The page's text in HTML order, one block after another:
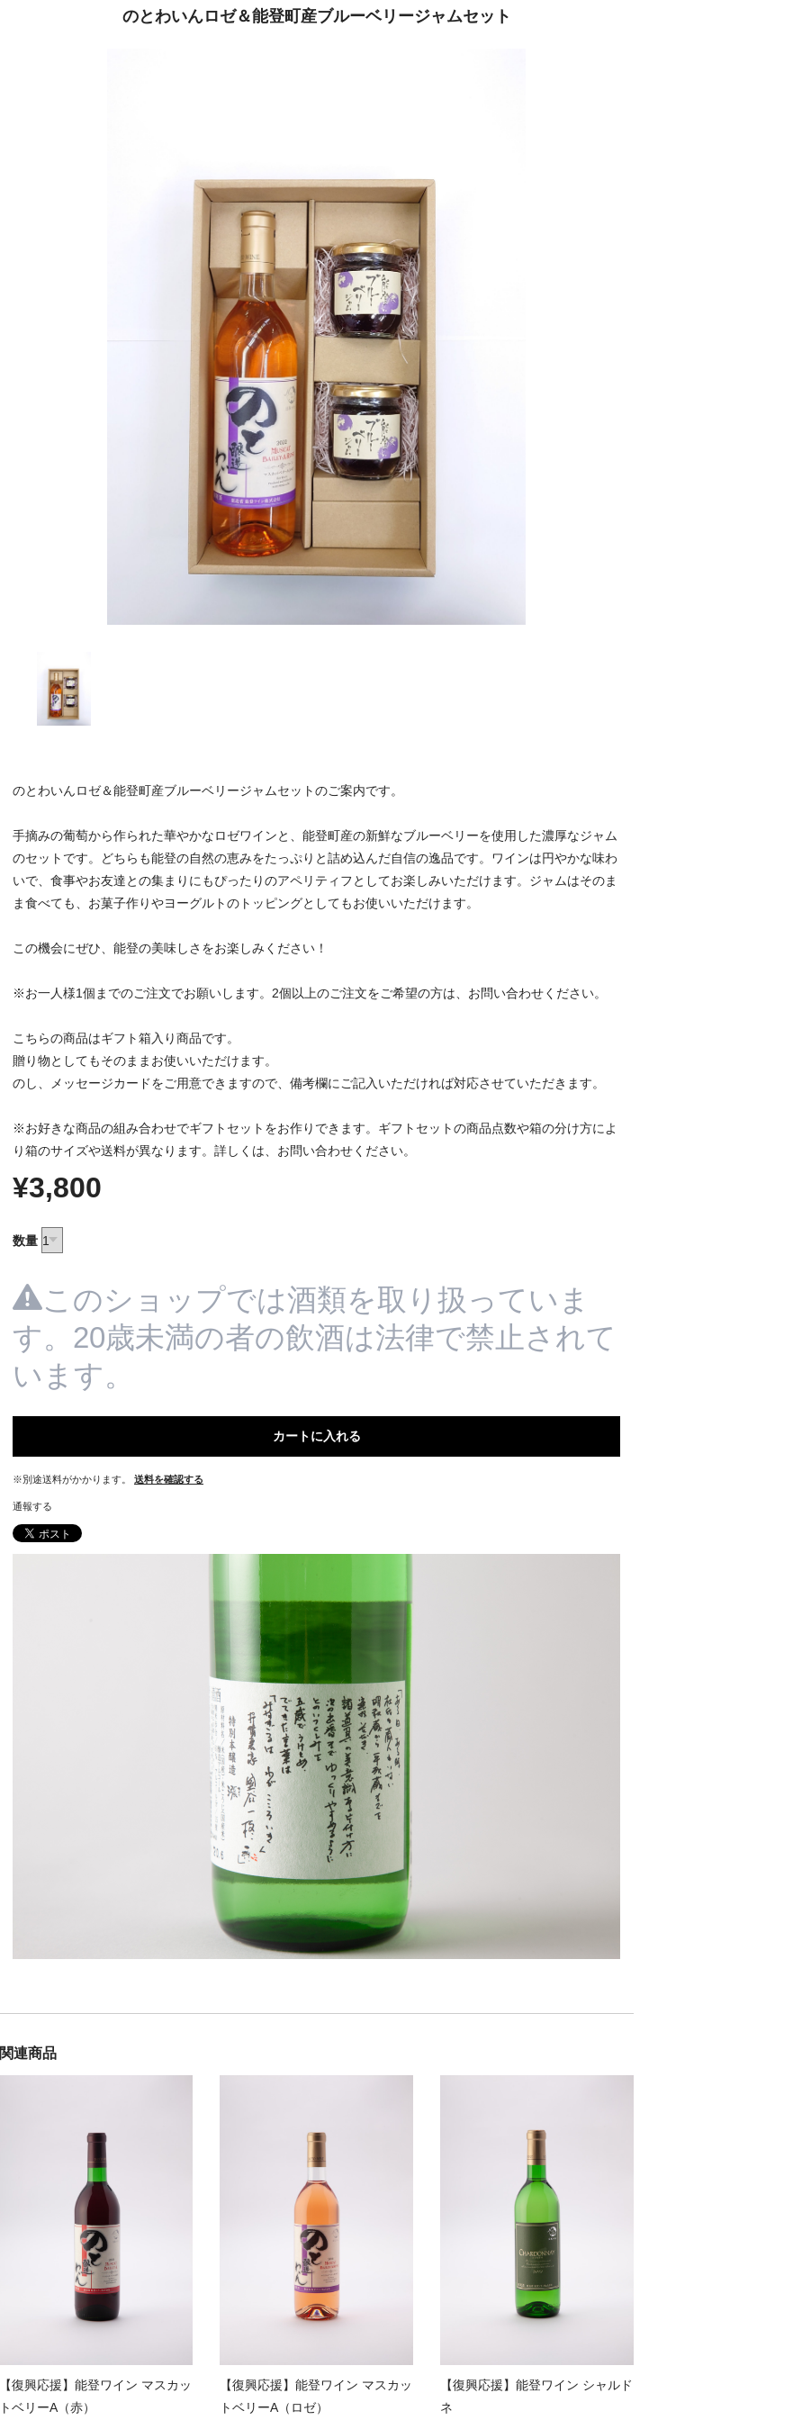
のとわいんロゼ＆能登町産ブルーベリージャムセット
のとわいんロゼ＆能登町産ブルーベリージャムセットのご案内です。
手摘みの葡萄から作られた華やかなロゼワインと、能登町産の新鮮なブルーベリーを使用した濃厚なジャム
のセットです。どちらも能登の自然の恵みをたっぷりと詰め込んだ自信の逸品です。ワインは円やかな味わ
いで、食事やお友達との集まりにもぴったりのアペリティフとしてお楽しみいただけます。ジャムはそのま
ま食べても、お菓子作りやヨーグルトのトッピングとしてもお使いいただけます。
この機会にぜひ、能登の美味しさをお楽しみください！
※お一人様1個までのご注文でお願いします。2個以上のご注文をご希望の方は、お問い合わせください。
こちらの商品はギフト箱入り商品です。
贈り物としてもそのままお使いいただけます。
のし、メッセージカードをご用意できますので、備考欄にご記入いただければ対応させていただきます。
※お好きな商品の組み合わせでギフトセットをお作りできます。ギフトセットの商品点数や箱の分け方によ
り箱のサイズや送料が異なります。詳しくは、お問い合わせください。
¥3,800
数量
このショップでは酒類を取り扱っていま
す。20歳未満の者の飲酒は法律で禁止されて
います。
カートに入れる
※別途送料がかかります。 送料を確認する
通報する
関連商品
【復興応援】能登ワイン マスカッ
トベリーA（赤）
【復興応援】能登ワイン マスカッ
トベリーA（ロゼ）
【復興応援】能登ワイン シャルド
ネ